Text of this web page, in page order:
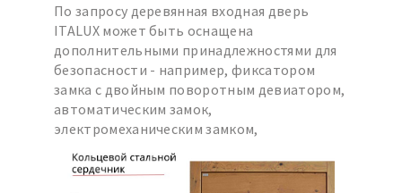
По запросу деревянная входная дверь
ITALUX может быть оснащена
дополнительными принадлежностями для
безопасности - например, фиксатором
замка с двойным поворотным девиатором,
автоматическим замок,
электромеханическим замком,